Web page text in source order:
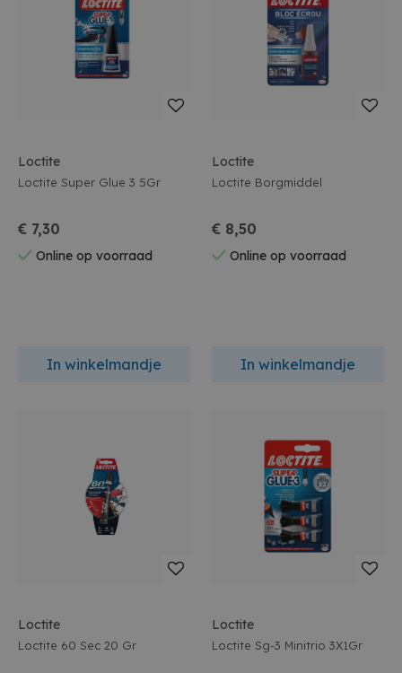
Loctite
Loctite Super Glue 3 5Gr
€ 7,30
Online op voorraad
In winkelmandje
Loctite
Loctite Borgmiddel
€ 8,50
Online op voorraad
In winkelmandje
Loctite
Loctite 60 Sec 20 Gr
Loctite
Loctite Sg-3 Minitrio 3X1Gr